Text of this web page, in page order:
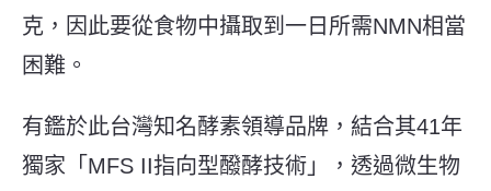
克，因此要從食物中攝取到一日所需NMN相當
困難。
有鑑於此台灣知名酵素領導品牌，結合其41年
獨家「 MFS II指向型醱酵技術」，透過微生物